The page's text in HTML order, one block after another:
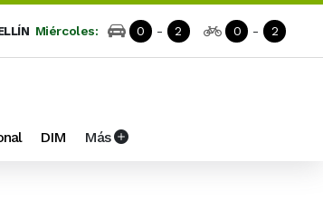
Miércoles: 0 - 2 0 - 2
DIM Más